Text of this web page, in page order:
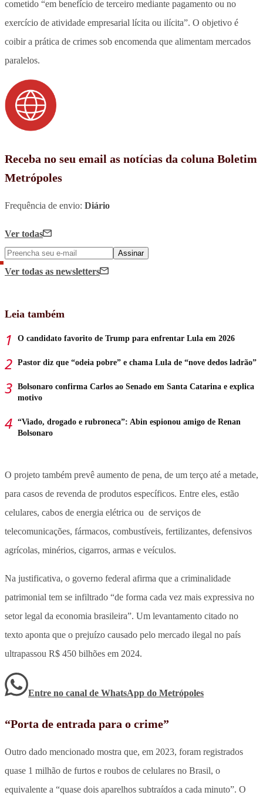
cometido “em benefício de terceiro mediante pagamento ou no
exercício de atividade empresarial lícita ou ilícita”. O objetivo é
coibir a prática de crimes sob encomenda que alimentam mercados
paralelos.
Receba no seu email as notícias da coluna Boletim
Metrópoles
Frequência de envio: Diário
Ver todas
Assinar
Ver todas as newsletters
Leia também
O candidato favorito de Trump para enfrentar Lula em 2026
Pastor diz que “odeia pobre” e chama Lula de “nove dedos ladrão”
Bolsonaro confirma Carlos ao Senado em Santa Catarina e explica
motivo
“Viado, drogado e rubroneca”: Abin espionou amigo de Renan
Bolsonaro
O projeto também prevê aumento de pena, de um terço até a metade,
para casos de revenda de produtos específicos. Entre eles, estão
celulares, cabos de energia elétrica ou de serviços de
telecomunicações, fármacos, combustíveis, fertilizantes, defensivos
agrícolas, minérios, cigarros, armas e veículos.
Na justificativa, o governo federal afirma que a criminalidade
patrimonial tem se infiltrado “de forma cada vez mais expressiva no
setor legal da economia brasileira”. Um levantamento citado no
texto aponta que o prejuízo causado pelo mercado ilegal no país
ultrapassou R$ 450 bilhões em 2024.
Entre no canal de WhatsApp do Metrópoles
“Porta de entrada para o crime”
Outro dado mencionado mostra que, em 2023, foram registrados
quase 1 milhão de furtos e roubos de celulares no Brasil, o
equivalente a “quase dois aparelhos subtraídos a cada minuto”. O